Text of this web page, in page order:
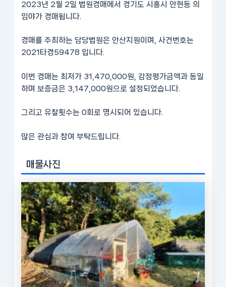
2023년 2월 2일 법원경매에서 경기도 시흥시 안현동 의
임야가 경매됩니다.
경매를 주최하는 담당법원은 안산지원이며, 사건번호는
2021타경59478 입니다.
이번 경매는 최저가 31,470,000원, 감정평가금액과 동일
하며 보증금은 3,147,000원으로 설정되었습니다.
그리고 유찰횟수는 0회로 명시되어 있습니다.
많은 관심과 참여 부탁드립니다.
매물사진